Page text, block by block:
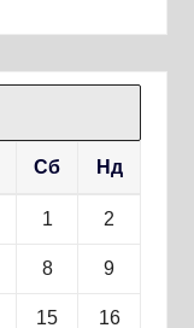
Сб Нд
1 2
8 9
15 16